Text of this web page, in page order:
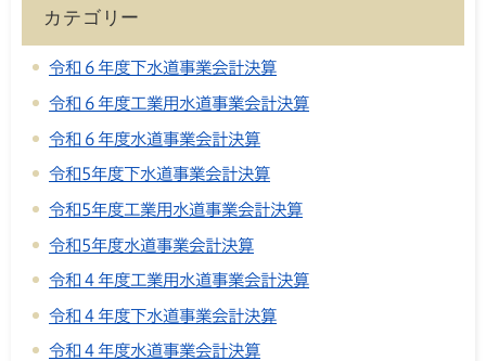
カテゴリー
令和６年度下水道事業会計決算
令和６年度工業用水道事業会計決算
令和６年度水道事業会計決算
令和5年度下水道事業会計決算
令和5年度工業用水道事業会計決算
令和5年度水道事業会計決算
令和４年度工業用水道事業会計決算
令和４年度下水道事業会計決算
令和４年度水道事業会計決算